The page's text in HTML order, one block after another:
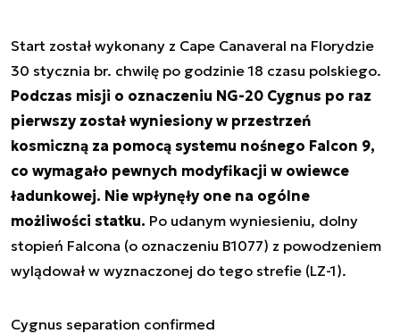
Start został wykonany z Cape Canaveral na Florydzie
30 stycznia br. chwilę po godzinie 18 czasu polskiego.
Podczas misji o oznaczeniu NG-20 Cygnus po raz
pierwszy został wyniesiony w przestrzeń
kosmiczną za pomocą systemu nośnego Falcon 9,
co wymagało pewnych modyfikacji w owiewce
ładunkowej. Nie wpłynęły one na ogólne
możliwości statku. Po udanym wyniesieniu, dolny
stopień Falcona (o oznaczeniu B1077) z powodzeniem
wylądował w wyznaczonej do tego strefie (LZ-1).
Cygnus separation confirmed